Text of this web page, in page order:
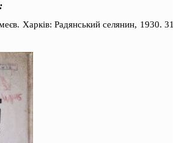
Харків: Радянський селянин, 1930. 31